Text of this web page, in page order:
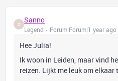
S Sanno
Legend Forum|Forum|1 year ago
Hee Julia!
Ik woon in Leiden, maar vind
reizen. Lijkt me leuk om elkaar